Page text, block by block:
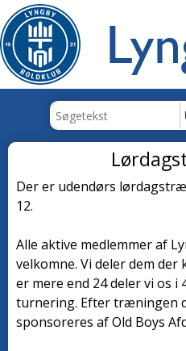
Der er udendørs
12.
Alle aktive medlemmer af
velkomne. Vi deler dem der
er mere end 24 deler vi os i
turnering. Efter træningen
sponsoreres af Old Boys